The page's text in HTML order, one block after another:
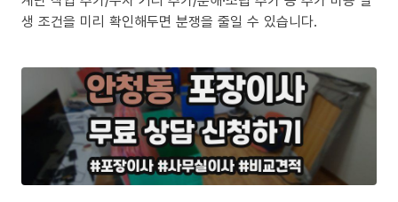
생 조건을 미리 확인해두면 분쟁을 줄일 수 있습니다.